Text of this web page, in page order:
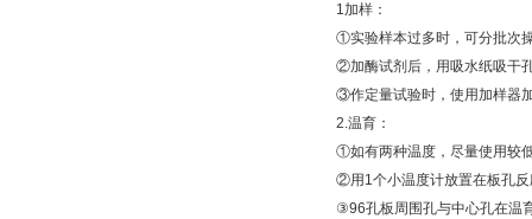
1加样：
①实验样本过多时，可分批次
②加酶试剂后，用吸水纸吸干
③作定量试验时，使用加样器
2.温育：
①如有两种温度，尽量使用较
②用 1个小温度计放置在板孔
③96孔板周围孔与中心孔在温